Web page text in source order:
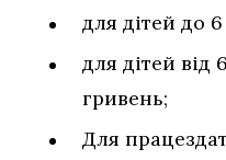
для дітей до
для дітей від
гривень;
Для